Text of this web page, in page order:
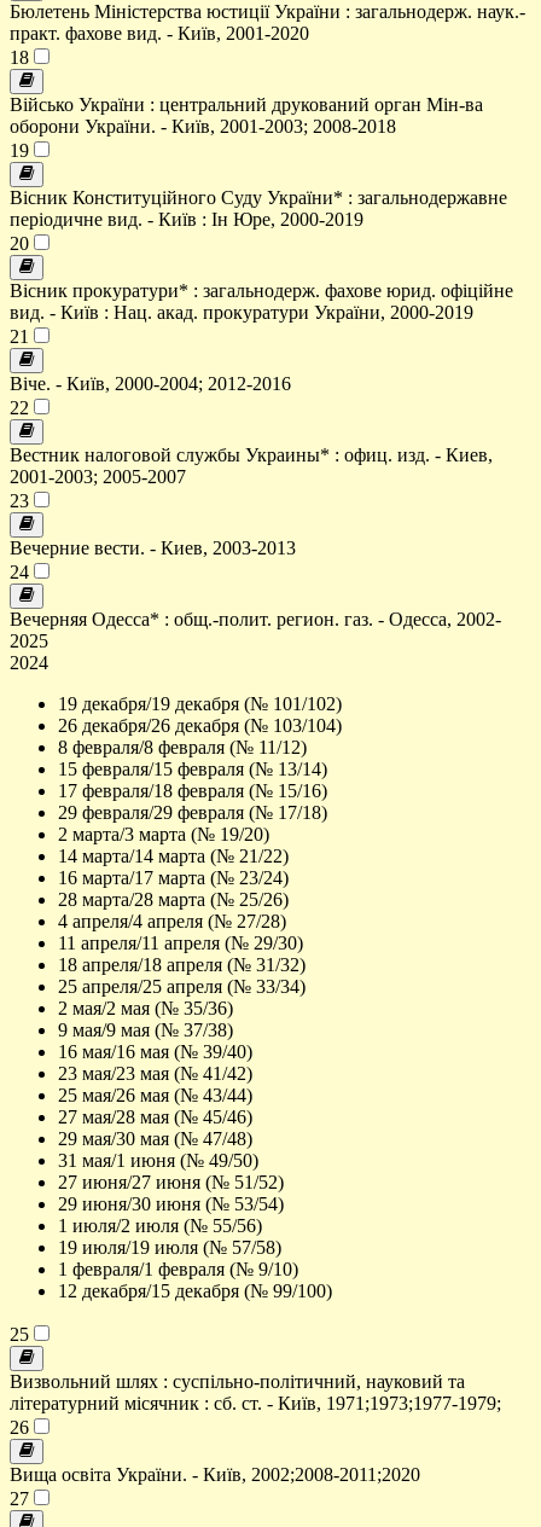
Бюлетень Міністерства юстиції України : загальнодерж. наук.-
практ. фахове вид. - Київ, 2001-2020
18
Військо України : центральний друкований орган Мін-ва
оборони України. - Київ, 2001-2003; 2008-2018
19
Вісник Конституційного Суду України* : загальнодержавне
періодичне вид. - Київ : Ін Юре, 2000-2019
20
Вісник прокуратури* : загальнодерж. фахове юрид. офіційне
вид. - Київ : Нац. акад. прокуратури України, 2000-2019
21
Віче. - Київ, 2000-2004; 2012-2016
22
Вестник налоговой службы Украины* : офиц. изд. - Киев,
2001-2003; 2005-2007
23
Вечерние вести. - Киев, 2003-2013
24
Вечерняя Одесса* : общ.-полит. регион. газ. - Одесса, 2002-
2025
2024
19 декабря/19 декабря (№ 101/102)
26 декабря/26 декабря (№ 103/104)
8 февраля/8 февраля (№ 11/12)
15 февраля/15 февраля (№ 13/14)
17 февраля/18 февраля (№ 15/16)
29 февраля/29 февраля (№ 17/18)
2 марта/3 марта (№ 19/20)
14 марта/14 марта (№ 21/22)
16 марта/17 марта (№ 23/24)
28 марта/28 марта (№ 25/26)
4 апреля/4 апреля (№ 27/28)
11 апреля/11 апреля (№ 29/30)
18 апреля/18 апреля (№ 31/32)
25 апреля/25 апреля (№ 33/34)
2 мая/2 мая (№ 35/36)
9 мая/9 мая (№ 37/38)
16 мая/16 мая (№ 39/40)
23 мая/23 мая (№ 41/42)
25 мая/26 мая (№ 43/44)
27 мая/28 мая (№ 45/46)
29 мая/30 мая (№ 47/48)
31 мая/1 июня (№ 49/50)
27 июня/27 июня (№ 51/52)
29 июня/30 июня (№ 53/54)
1 июля/2 июля (№ 55/56)
19 июля/19 июля (№ 57/58)
1 февраля/1 февраля (№ 9/10)
12 декабря/15 декабря (№ 99/100)
25
Визвольний шлях : суспільно-політичний, науковий та
літературний місячник : сб. ст. - Київ, 1971;1973;1977-1979;
26
Вища освіта України. - Київ, 2002;2008-2011;2020
27